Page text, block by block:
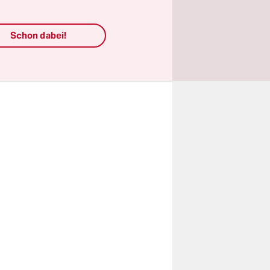
Schon dabei!